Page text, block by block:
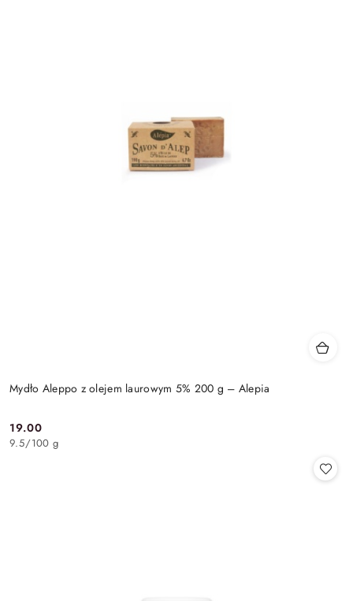
Mydło Aleppo z olejem laurowym 5% 200 g – Alepia
Cena:
19.00
9.5/100 g